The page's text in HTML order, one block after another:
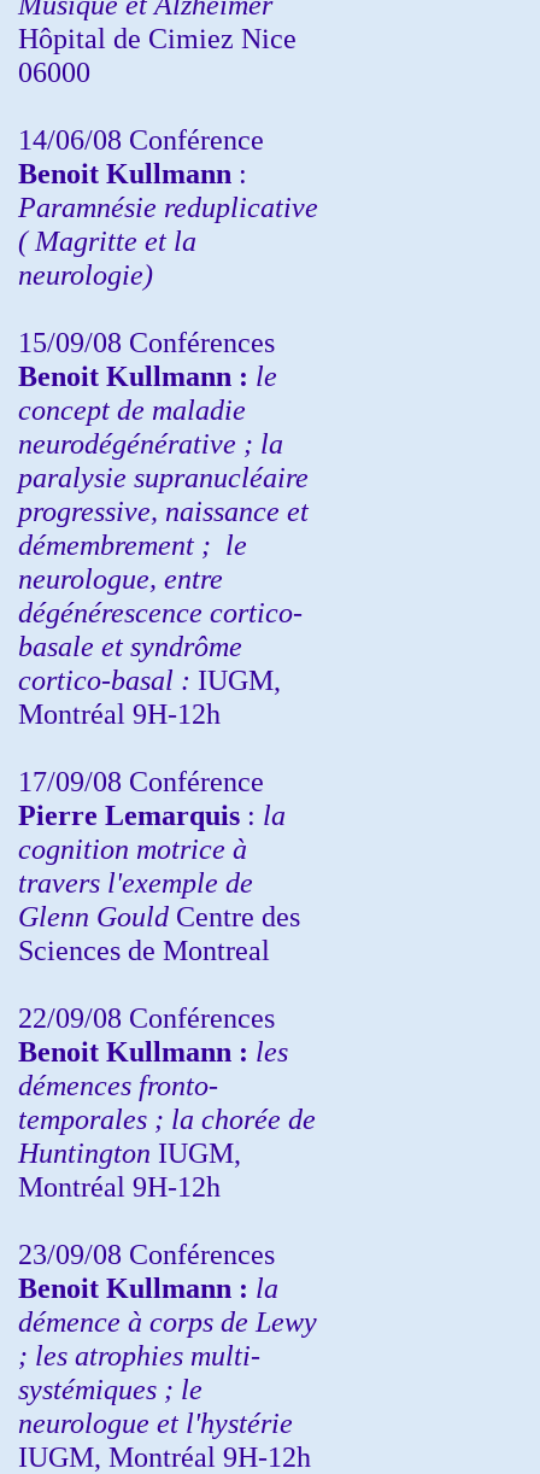
Hôpital de Cimiez Nice
06000
14/06/08 Conférence
Benoit Kullmann :
Paramnésie reduplicative
( Magritte et la
neurologie)
15/09/08 Conférences
Benoit Kullmann : le
concept de maladie
neurodégénérative ; la
paralysie supranucléaire
progressive, naissance et
démembrement ; le
neurologue, entre
dégénérescence cortico-
basale et syndrôme
cortico-basal : IUGM,
Montréal 9H-12h
17/09/08 Conférence
Pierre Lemarquis : la
cognition motrice à
travers l'exemple de
Glenn Gould Centre des
Sciences de Montreal
22/09/08 Conférences
Benoit Kullmann : les
démences fronto-
temporales ; la chorée de
Huntington IUGM,
Montréal 9H-12h
23/09/08 Conférences
Benoit Kullmann : la
démence à corps de Lewy
; les atrophies multi-
systémiques ; le
neurologue et l'hystérie
IUGM, Montréal 9H-12h